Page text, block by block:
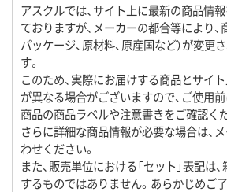
アスクルでは、サイト上に最新の商品情
ておりますが、メーカーの都合等により、
パッケージ、原材料、原産国など）が変更
す。
このため、実際にお届けする商品とサイ
が異なる場合がございますので、ご使用
商品の商品ラベルや注意書きをご確認く
さらに詳細な商品情報が必要な場合は、
わせください。
また、販売単位における「セット」表記は
するものではありません。あらかじめご